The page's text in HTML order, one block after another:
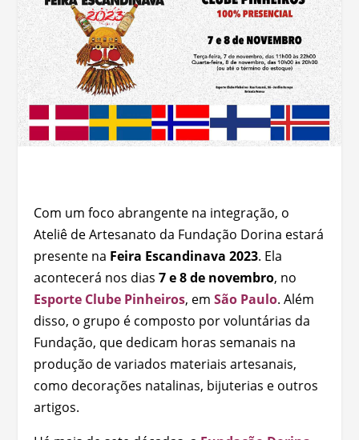
Com um foco abrangente na integração, o
Ateliê de Artesanato da Fundação Dorina estará
presente na Feira Escandinava 2023. Ela
acontecerá nos dias7 e 8 de novembro, no
Esporte Clube Pinheiros, emSão Paulo. Além
disso, o grupo é composto por voluntárias da
Fundação, que dedicam horas semanais na
produção de variados materiais artesanais,
como decorações natalinas, bijuterias e outros
artigos.